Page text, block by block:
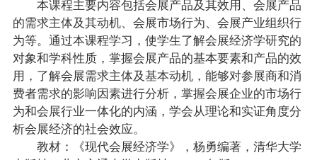
本课程主要内容包括会展产品及其效用、会展产品
的需求主体及其动机、会展市场行为、会展产业组织行
为等。通过本课程学习，使学生了解会展经济学研究的
对象和学科性质，掌握会展产品的基本要素和产品的效
用，了解会展需求主体及基本动机，能够对参展商和消
费者需求的影响因素进行分析，掌握会展企业的市场行
为和会展行业一体化的内涵，学会从理论和实证角度分
析会展经济的社会效应。
教材：《现代会展经济学》，杨勇编著，清华大学